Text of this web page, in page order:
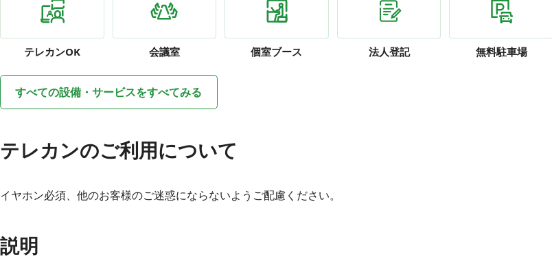
テレカンOK 会議室 個室ブース 法人登記 無料駐車場
すべての設備・サービスをすべてみる
テレカンのご利用について
イヤホン必須、他のお客様のご迷惑にならないようご配慮ください。
説明